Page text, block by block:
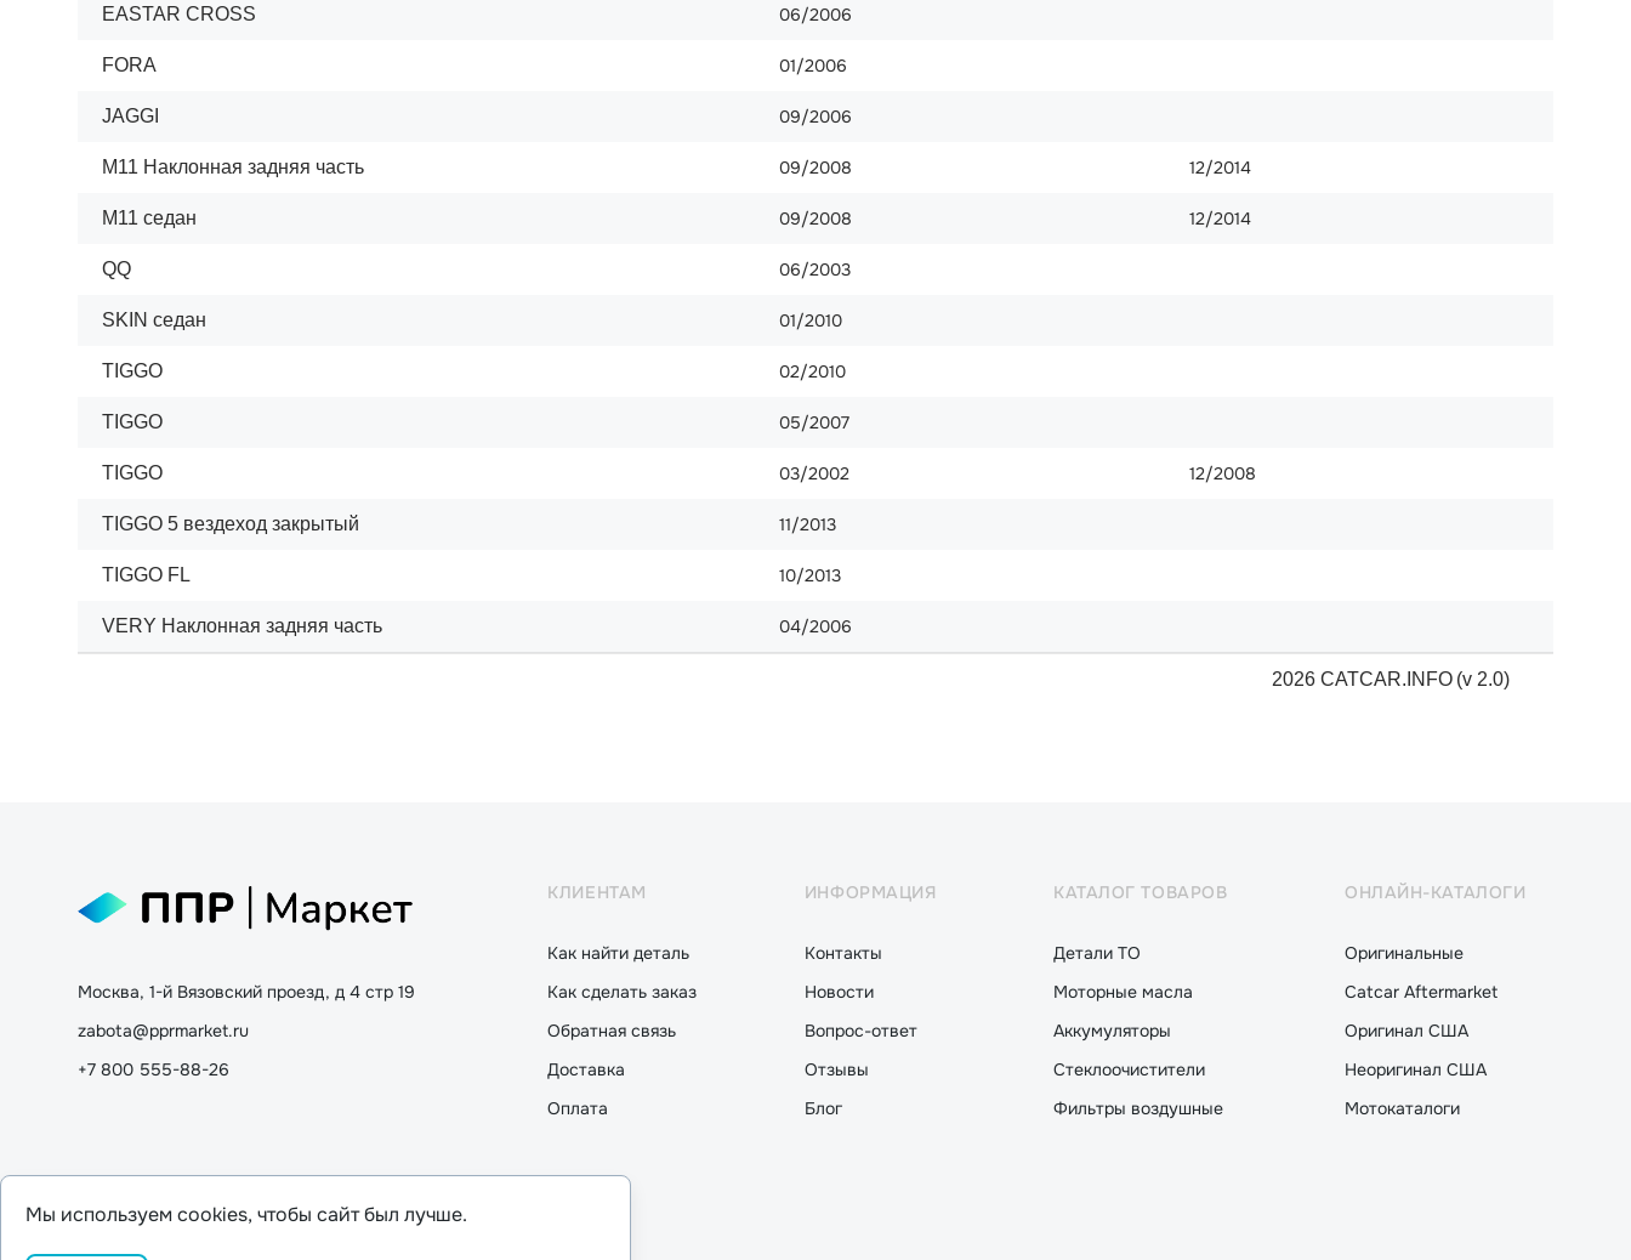
EASTAR CROSS 06/2006
FORA 01/2006
JAGGI 09/2006
M11 Наклонная задняя часть 09/2008 12/2014
M11 седан 09/2008 12/2014
QQ 06/2003
SKIN седан 01/2010
TIGGO 02/2010
TIGGO 05/2007
TIGGO 03/2002 12/2008
TIGGO 5 вездеход закрытый 11/2013
TIGGO FL 10/2013
VERY Наклонная задняя часть 04/2006
2026 CATCAR.INFO (v 2.0)
Москва, 1-й Вязовский проезд, д 4 стр 19
zabota@pprmarket.ru
+7 800 555-88-26
КЛИЕНТАМ
Как найти деталь
Как сделать заказ
Обратная связь
Доставка
Оплата
ИНФОРМАЦИЯ
Контакты
Новости
Вопрос-ответ
Отзывы
Блог
КАТАЛОГ ТОВАРОВ
Детали ТО
Моторные масла
Аккумуляторы
Стеклоочистители
Фильтры воздушные
ОНЛАЙН-КАТАЛОГИ
Оригинальные
Catcar Aftermarket
Оригинал США
Неоригинал США
Мотокаталоги
Мы используем cookies, чтобы сайт был лучше.